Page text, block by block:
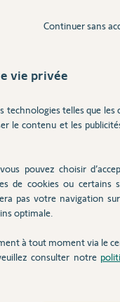
17
Home Alarm Advanced ne bascule pas sur
réseau
11
vie privée
technologies telles que les
le contenu et les
pouvez choisir
de cookies ou certains
pas votre navigation
optimale.
à tout moment via le
consulter notre
Continuer sans